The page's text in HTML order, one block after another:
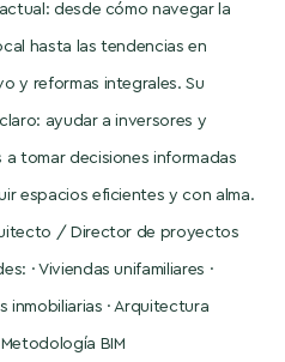
desde cómo navegar la
hasta las tendencias en
y reformas integrales. Su
ayudar a inversores y
tomar decisiones informadas
espacios eficientes y con alma.
/ Director de proyectos
· Viviendas unifamiliares ·
inmobiliarias · Arquitectura
BIM